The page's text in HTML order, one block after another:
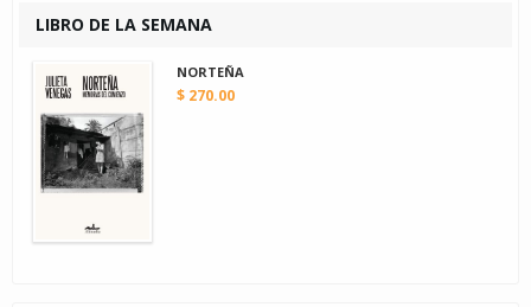
LIBRO DE LA SEMANA
NORTEÑA
$ 270.00